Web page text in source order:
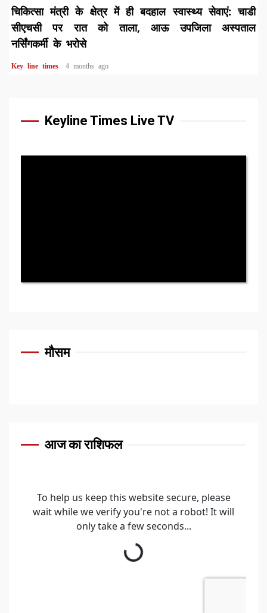
चिकित्सा मंत्री के क्षेत्र में ही बदहाल स्वास्थ्य सेवाएं: चाडी
सीएचसी पर रात को ताला, आऊ उपजिला अस्पताल
नर्सिंगकर्मी के भरोसे
Key line times 4 months ago
Keyline Times Live TV
मौसम
आज का राशिफल